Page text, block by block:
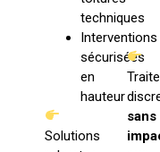
techniques
Interventions
sécurisées
en
hauteur
Solutions
sans